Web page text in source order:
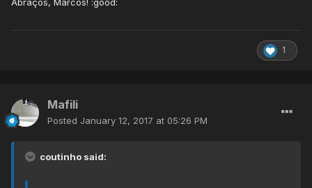
Abraços, Marcos! :good:
1
Mafili
Posted January 12, 2017 at 05:26 PM
coutinho said: